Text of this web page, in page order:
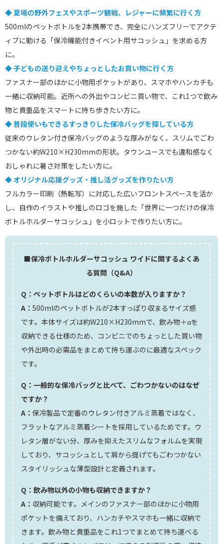
◆ 夏場の野外フェスやスポーツ観戦、レジャーに頻繁に行く方
500mlのペットボトルを2本携帯でき、完全にハンズフリーでアクテ
ィブに動ける「保冷機能付きイベント用サコッシュ」を求める方
に。
◆ 子どもの送り迎えやちょっとしたお買い物に行く方
ファスナー部のほかに小物用ポケットがあり、スマホやハンカチも
一緒に収納可能。近所への外出やコンビニ買い物で、これ1つで飲み
物と貴重品をスマートに持ち歩きたい方に。
◆ 普段使いもできるすっきりした保冷バッグを探している方
従来のウレタン付き保冷バッグのような厚みがなく、スリムでごわ
つかない約W210×H230mmの形状。タウンユースでも違和感なく
おしゃれに暑さ対策をしたい方に。
◆ オリジナル応援グッズ・推し活グッズを作りたい方
フルカラー印刷（熱転写）に対応した広いフロントスペースを活か
し、自作のイラストや推しのロゴを施した「世界に一つだけの保冷
ボトルホルダーサコッシュ」を小ロットで作りたい方に。
■保冷ボトルホルダーサコッシュ ワイドに関するよくあ
る質問（Q&A）
Q：ペットボトルはどのくらいの本数が入りますか？
A： 500mlのペットボトルが2本すっぽり収まるサイズ感
です。本体サイズは約W210×H230mmで、飲み物＋αを
収納できる仕様のため、コンビニでのちょっとした買い物
や外出時の必需品をまとめて持ち運ぶのに最適なスペック
です。
Q：一般的な保冷バッグと比べて、ごわつかないのはなぜ
ですか？
A： 保冷製品で定番のウレタン付きアルミ蒸着ではなく、
フラットなアルミ蒸着シートを採用しているためです。ウ
レタン層がない分、厚みを抑えたスリムなフォルムを実現
しており、サコッシュとして肩から提げてもごわつかない
スタイリッシュな薄型設計と定義されます。
Q：飲み物以外の小物も収納できますか？
A： 収納可能です。メインのファスナー部のほかに小物用
ポケットを備えており、ハンカチやスマホも一緒に収納で
きます。飲み物と貴重品をこれ1つでまとめて持ち運べる